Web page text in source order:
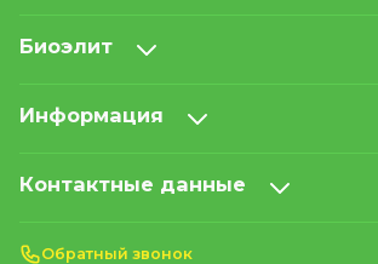
Биоэлит
Информация
Контактные данные
Обратный звонок